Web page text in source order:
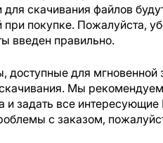
скачивания файлов
при покупке. Пожалуйста,
введен правильно.
доступные для мгновенной
Мы
и задать все
с заказом,